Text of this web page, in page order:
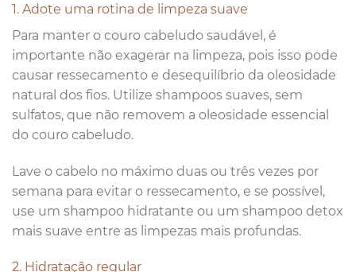
1. Adote uma rotina de limpeza suave
Para manter o couro cabeludo saudável, é
importante não exagerar na limpeza, pois isso pode
causar ressecamento e desequilíbrio da oleosidade
natural dos fios. Utilize shampoos suaves, sem
sulfatos, que não removem a oleosidade essencial
do couro cabeludo.
Lave o cabelo no máximo duas ou três vezes por
semana para evitar o ressecamento, e se possível,
use um shampoo hidratante ou um shampoo detox
mais suave entre as limpezas mais profundas.
2. Hidratação regular